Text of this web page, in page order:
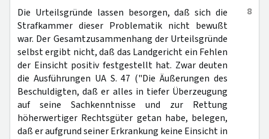
8
Die Urteilsgründe lassen besorgen, daß sich die
Strafkammer dieser Problematik nicht bewußt
war. Der Gesamtzusammenhang der Urteilsgründe
selbst ergibt nicht, daß das Landgericht ein Fehlen
der Einsicht positiv festgestellt hat. Zwar deuten
die Ausführungen UA S. 47 ("Die Äußerungen des
Beschuldigten, daß er alles in tiefer Überzeugung
auf seine Sachkenntnisse und zur Rettung
höherwertiger Rechtsgüter getan habe, belegen,
daß er aufgrund seiner Erkrankung keine Einsicht in